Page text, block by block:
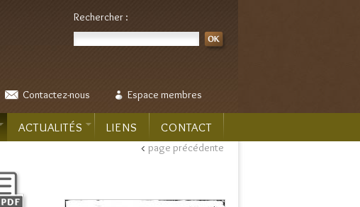
Rechercher :
Contactez-nous Espace membres
ACTUALITÉS LIENS CONTACT
< page précédente